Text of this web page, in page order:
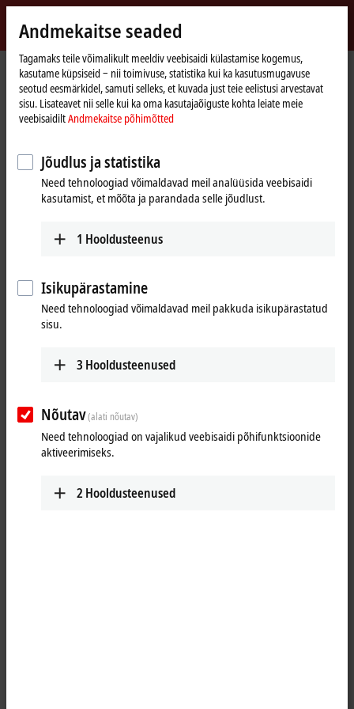
Beckhoff
-
New
Automation
Technology
Avaleht Products I/O Bus Terminals KL3xxx | Analog input KL3054
KL3054 | Bus Terminal, 4-channel
analog input, current, 4…20 mA,
12 bit, single-ended
Andmekaitse seaded
Tagamaks teile võimalikult meeldiv veebisaidi külastamise kogemus,
kasutame küpsiseid ‒ nii toimivuse, statistika kui ka kasutusmugavuse
seotud eesmärkidel, samuti selleks, et kuvada just teie eelistusi arvestavat
sisu. Lisateavet nii selle kui ka oma kasutajaõiguste kohta leiate meie
veebisaidiltAndmekaitse põhimõtted
Jõudlus ja statistika
Need tehnoloogiad võimaldavad meil analüüsida veebisaidi
kasutamist, et mõõta ja parandada selle jõudlust.
1 Hooldusteenus
Isikupärastamine
Need tehnoloogiad võimaldavad meil pakkuda isikupärastatud
sisu.
3 Hooldusteenused
Nõutav(alati nõutav)
Need tehnoloogiad on vajalikud veebisaidi põhifunktsioonide
aktiveerimiseks.
2 Hooldusteenused